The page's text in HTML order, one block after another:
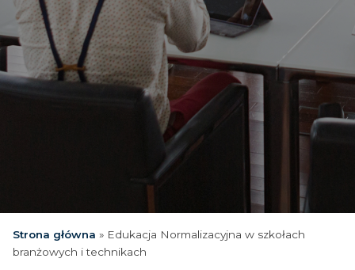
Strona główna » Edukacja Normalizacyjna w szkołach
branżowych i technikach